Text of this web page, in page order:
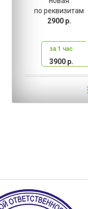
по реквизитам
2900 р.
за 1 час
3900 р.